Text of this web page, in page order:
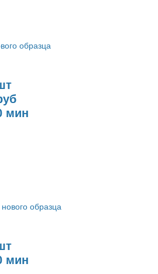
мин
мин